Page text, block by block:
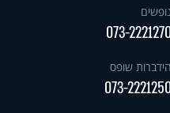
נופשים
073-
הידברות שופס
073-